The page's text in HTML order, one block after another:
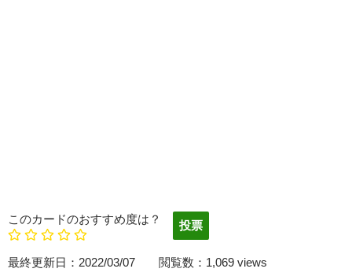
このカードのおすすめ度は？
最終更新日：2022/03/07 閲覧数：1,069 views